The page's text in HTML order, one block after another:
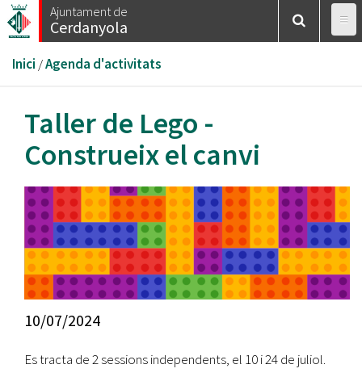
Vés
al
Ajuntament de
Cerdanyola
Esteu
aquí
Inici /Agenda d'activitats
Taller de Lego -
Construeix el canvi
10/07/2024
Es tracta de 2 sessions independents, el 10 i 24 de juliol.